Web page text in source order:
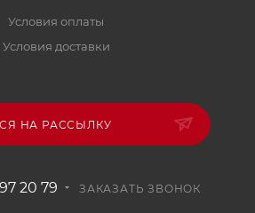
Условия оплаты
Условия доставки
НА РАССЫЛКУ
20 79 ЗАКАЗАТЬ ЗВОНОК